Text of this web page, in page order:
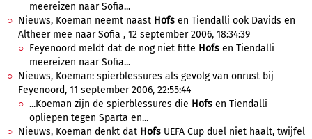
meereizen naar Sofia...
Nieuws, Koeman neemt naast Hofs en Tiendalli ook Davids en
Altheer mee naar Sofia , 12 september 2006, 18:34:39
Feyenoord meldt dat de nog niet fitte Hofs en Tiendalli
meereizen naar Sofia...
Nieuws, Koeman: spierblessures als gevolg van onrust bij
Feyenoord, 11 september 2006, 22:55:44
...Koeman zijn de spierblessures die Hofs en Tiendalli
opliepen tegen Sparta en...
Nieuws, Koeman denkt dat Hofs UEFA Cup duel niet haalt, twijfel